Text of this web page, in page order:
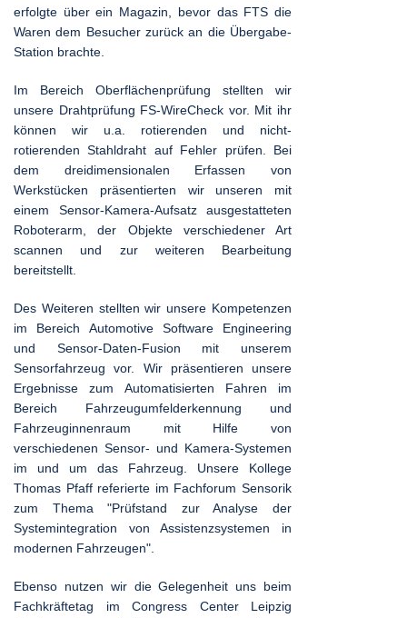
erfolgte über ein Magazin, bevor das FTS die
Waren dem Besucher zurück an die Übergabe-
Station brachte.
Im Bereich Oberflächenprüfung stellten wir
unsere Drahtprüfung FS-WireCheck vor. Mit ihr
können wir u.a. rotierenden und nicht-
rotierenden Stahldraht auf Fehler prüfen. Bei
dem dreidimensionalen Erfassen von
Werkstücken präsentierten wir unseren mit
einem Sensor-Kamera-Aufsatz ausgestatteten
Roboterarm, der Objekte verschiedener Art
scannen und zur weiteren Bearbeitung
bereitstellt.
Des Weiteren stellten wir unsere Kompetenzen
im Bereich Automotive Software Engineering
und Sensor-Daten-Fusion mit unserem
Sensorfahrzeug vor. Wir präsentieren unsere
Ergebnisse zum Automatisierten Fahren im
Bereich Fahrzeugumfelderkennung und
Fahrzeuginnenraum mit Hilfe von
verschiedenen Sensor- und Kamera-Systemen
im und um das Fahrzeug. Unsere Kollege
Thomas Pfaff referierte im Fachforum Sensorik
zum Thema "Prüfstand zur Analyse der
Systemintegration von Assistenzsystemen in
modernen Fahrzeugen".
Ebenso nutzen wir die Gelegenheit uns beim
Fachkräftetag im Congress Center Leipzig